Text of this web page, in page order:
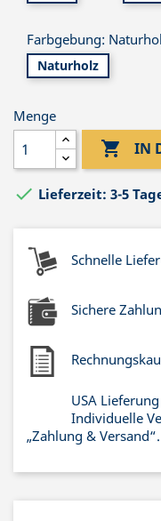
Farbgebung:
Naturholz
Menge
 IN
 Lieferzeit: 3-5
Schnelle
Sichere
USA
Individuelle
„Zahlung & Versand“.